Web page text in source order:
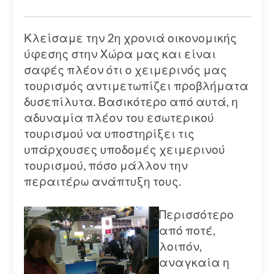
Κλείσαμε την 2η χρονιά οικονομικής
ύφεσης στην Χώρα μας και είναι
σαφές πλέον ότι ο χειμερινός μας
τουρισμός αντιμετωπίζει προβλήματα
δυσεπίλυτα. Βασικότερο από αυτά, η
αδυναμία πλέον του εσωτερικού
τουρισμού να υποστηρίξει τις
υπάρχουσες υποδομές χειμερινού
τουρισμού, πόσο μάλλον την
περαιτέρω ανάπτυξη τους.
Περισσότερο
από ποτέ,
λοιπόν,
αναγκαία η